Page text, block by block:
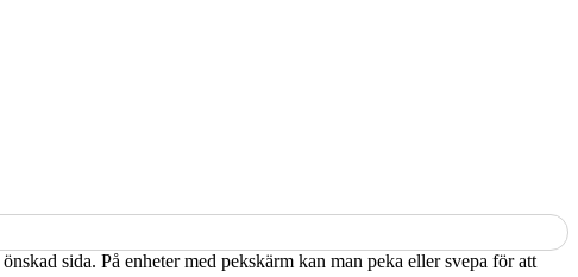
sida. På enheter med pekskärm kan man peka eller svepa för att